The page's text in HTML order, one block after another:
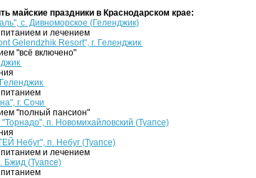
майские праздники в Краснодарском крае:
с. Дивноморское (Геленджик)
и лечением
Gelendzhik Resort", г. Геленджик
"всё включено"
питанием
г. Сочи
"полный пансион"
п. Новомихайловский (Туапсе)
Небуг", п. Небуг (Туапсе)
и лечением
Бжид (Туапсе)
питанием